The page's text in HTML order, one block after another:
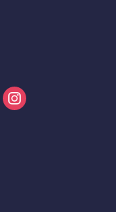
instagram